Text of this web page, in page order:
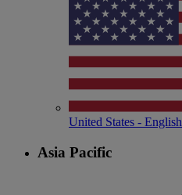
United States - English
Asia Pacific